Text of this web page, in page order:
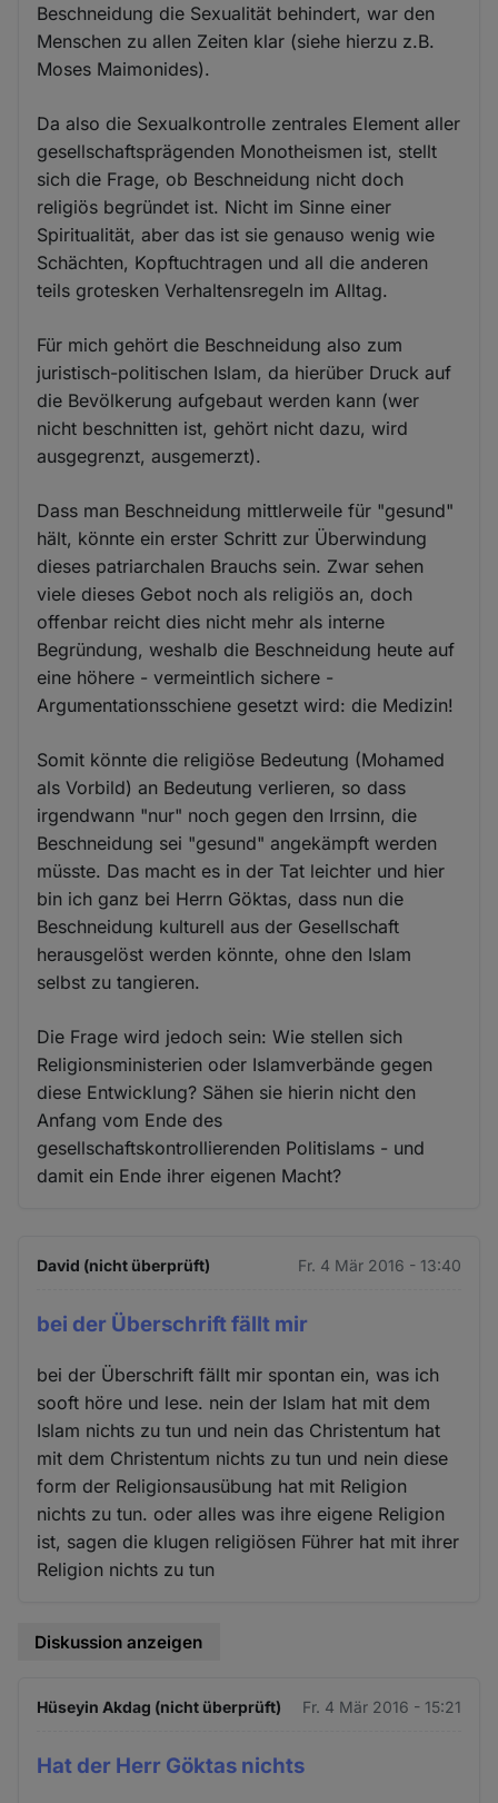
Beschneidung die Sexualität behindert, war den
Menschen zu allen Zeiten klar (siehe hierzu z.B.
Moses Maimonides).
Da also die Sexualkontrolle zentrales Element aller
gesellschaftsprägenden Monotheismen ist, stellt
sich die Frage, ob Beschneidung nicht doch
religiös begründet ist. Nicht im Sinne einer
Spiritualität, aber das ist sie genauso wenig wie
Schächten, Kopftuchtragen und all die anderen
teils grotesken Verhaltensregeln im Alltag.
Für mich gehört die Beschneidung also zum
juristisch-politischen Islam, da hierüber Druck auf
die Bevölkerung aufgebaut werden kann (wer
nicht beschnitten ist, gehört nicht dazu, wird
ausgegrenzt, ausgemerzt).
Dass man Beschneidung mittlerweile für "gesund"
hält, könnte ein erster Schritt zur Überwindung
dieses patriarchalen Brauchs sein. Zwar sehen
viele dieses Gebot noch als religiös an, doch
offenbar reicht dies nicht mehr als interne
Begründung, weshalb die Beschneidung heute auf
eine höhere - vermeintlich sichere -
Argumentationsschiene gesetzt wird: die Medizin!
Somit könnte die religiöse Bedeutung (Mohamed
als Vorbild) an Bedeutung verlieren, so dass
irgendwann "nur" noch gegen den Irrsinn, die
Beschneidung sei "gesund" angekämpft werden
müsste. Das macht es in der Tat leichter und hier
bin ich ganz bei Herrn Göktas, dass nun die
Beschneidung kulturell aus der Gesellschaft
herausgelöst werden könnte, ohne den Islam
selbst zu tangieren.
Die Frage wird jedoch sein: Wie stellen sich
Religionsministerien oder Islamverbände gegen
diese Entwicklung? Sähen sie hierin nicht den
Anfang vom Ende des
gesellschaftskontrollierenden Politislams - und
damit ein Ende ihrer eigenen Macht?
David (nicht überprüft) Fr. 4 Mär 2016 - 13:40
bei der Überschrift fällt mir
bei der Überschrift fällt mir spontan ein, was ich
sooft höre und lese. nein der Islam hat mit dem
Islam nichts zu tun und nein das Christentum hat
mit dem Christentum nichts zu tun und nein diese
form der Religionsausübung hat mit Religion
nichts zu tun. oder alles was ihre eigene Religion
ist, sagen die klugen religiösen Führer hat mit ihrer
Religion nichts zu tun
Diskussion anzeigen
Hüseyin Akdag (nicht überprüft) Fr. 4 Mär 2016 - 15:21
Hat der Herr Göktas nichts